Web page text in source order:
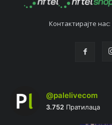
Контактирајтe нас:
@palelivecom
3.752 Пратилаца